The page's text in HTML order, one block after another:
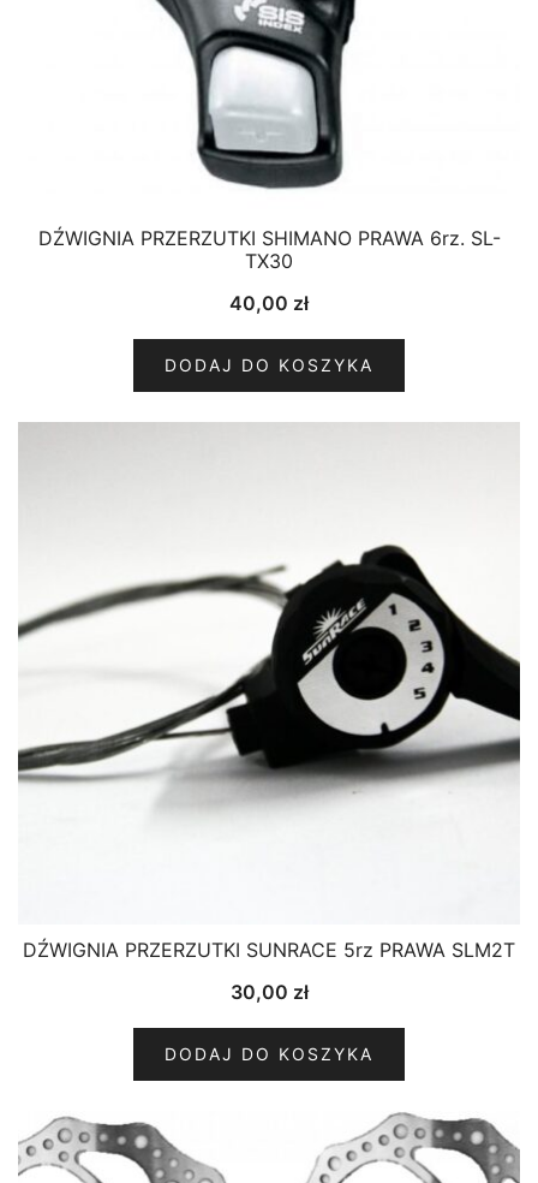
DŹWIGNIA PRZERZUTKI SHIMANO PRAWA 6rz. SL-
TX30
40,00 zł
DODAJ DO KOSZYKA
DŹWIGNIA PRZERZUTKI SUNRACE 5rz PRAWA SLM2T
30,00 zł
DODAJ DO KOSZYKA